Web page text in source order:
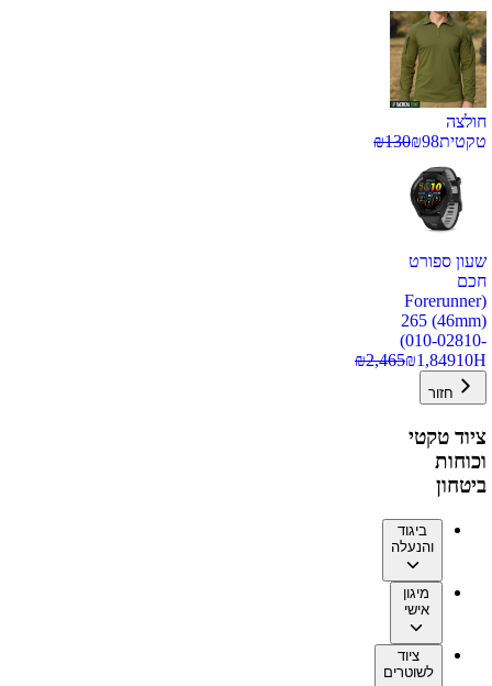
חולצה
טקטית
₪98
₪130
שעון ספורט
חכם
(Forerunner
265 (46mm)
(010-02810-
10H
₪1,849
₪2,465
חזור
ציוד טקטי
וכוחות
ביטחון
ביגוד
והנעלה
מיגון
אישי
ציוד
לשוטרים